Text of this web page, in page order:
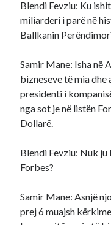
Blendi Fevziu: Ku
miliarderi i parë në
Ballkanin
Samir Mane: Isha në
bizneseve të mia dhe
presidenti i
nga sot je në listën
Dollarë.
Blendi Fevziu: Nuk
Forbes?
Samir Mane: Asnjë
prej 6 muajsh